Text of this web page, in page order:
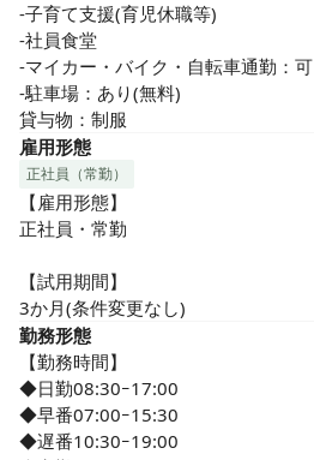
-子育て支援(育児休職等)
-社員食堂
-マイカー・バイク・自転車通勤：可
-駐車場：あり(無料)
貸与物：制服
雇用形態
正社員（常勤）
【雇用形態】
正社員・常勤
【試用期間】
3か月(条件変更なし)
勤務形態
【勤務時間】
◆日勤08:30ｰ17:00
◆早番07:00ｰ15:30
◆遅番10:30ｰ19:00